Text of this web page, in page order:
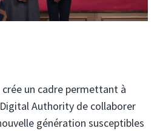
un cadre permettant à
Authority de collaborer
génération susceptibles